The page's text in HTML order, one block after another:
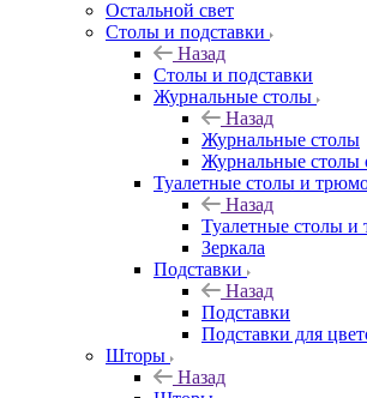
Остальной свет
Столы и подставки
Назад
Столы и подставки
Журнальные столы
Назад
Журнальные столы
Журнальные столы
Туалетные столы и
Назад
Туалетные столы и
Зеркала
Подставки
Назад
Подставки
Подставки для
Шторы
Назад